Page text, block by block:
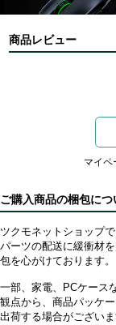
商品レビュー
マイペ
ご購入商品の梱包につ
ツクモネットショップ
パーツの配送に緩衝材
包を心がけております。
一部、家電、PCケース
観点から、商品パッケ
出荷する場合がござい